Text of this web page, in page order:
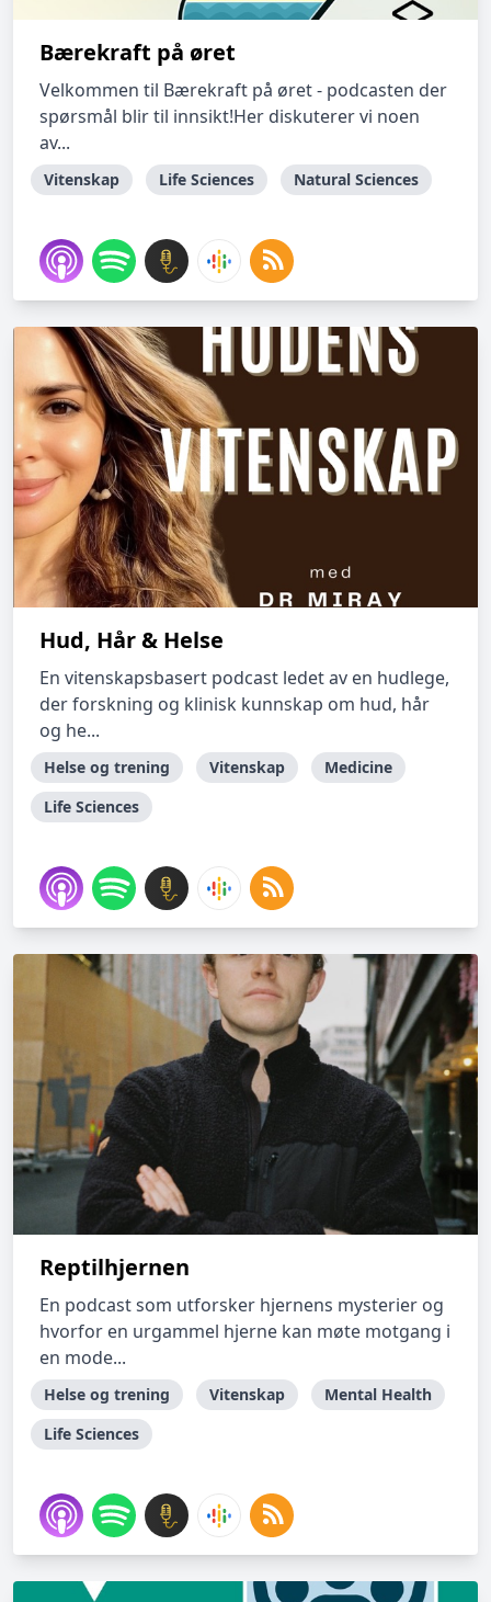
Bærekraft på øret
Velkommen til Bærekraft på øret - podcasten der
spørsmål blir til innsikt!Her diskuterer vi noen
av...
Vitenskap Life Sciences Natural Sciences
Hud, Hår & Helse
En vitenskapsbasert podcast ledet av en hudlege,
der forskning og klinisk kunnskap om hud, hår
og he...
Helse og trening Vitenskap
Medicine
Life Sciences
Reptilhjernen
En podcast som utforsker hjernens mysterier og
hvorfor en urgammel hjerne kan møte motgang i
en mode...
Helse og trening Vitenskap
Mental Health
Life Sciences